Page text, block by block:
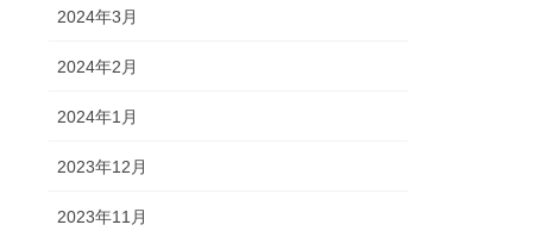
2024年3月
2024年2月
2024年1月
2023年12月
2023年11月